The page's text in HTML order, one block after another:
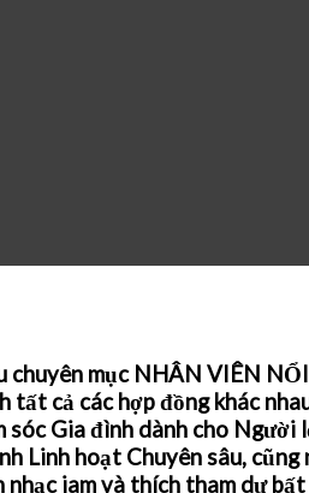
chuyên mục NHÂN VIÊN
tất cả các hợp đồng khác
sóc Gia đình dành cho
Linh hoạt Chuyên sâu,
nhạc jam và thích tham dự